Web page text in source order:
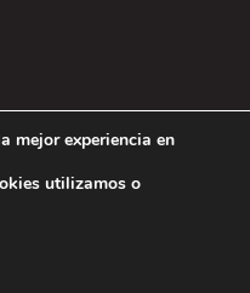
mejor experiencia en
utilizamos o